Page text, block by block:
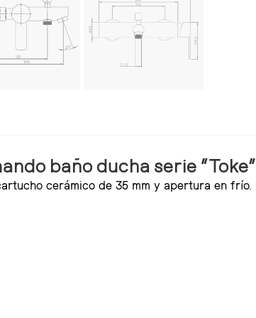
baño ducha serie “Toke”
cerámico de 35 mm y apertura en frío.